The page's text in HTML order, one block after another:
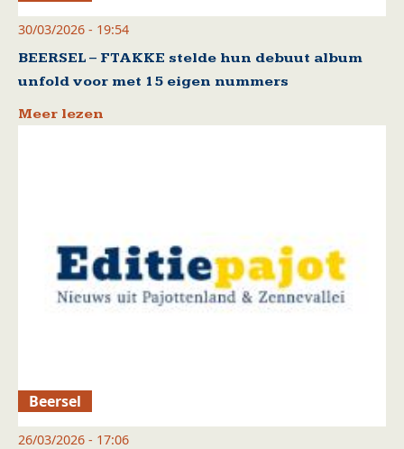
30/03/2026 - 19:54
BEERSEL – FTAKKE stelde hun debuut album
unfold voor met 15 eigen nummers
Meer lezen
Beersel
26/03/2026 - 17:06